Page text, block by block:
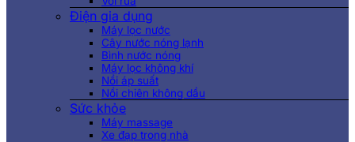
Điện gia dụng
Máy lọc nước
Cây nước nóng lạnh
Bình nước nóng
Máy lọc không khí
Nồi áp suất
Nồi chiên không dầu
Sức khỏe
Máy massage
Xe đạp trong nhà